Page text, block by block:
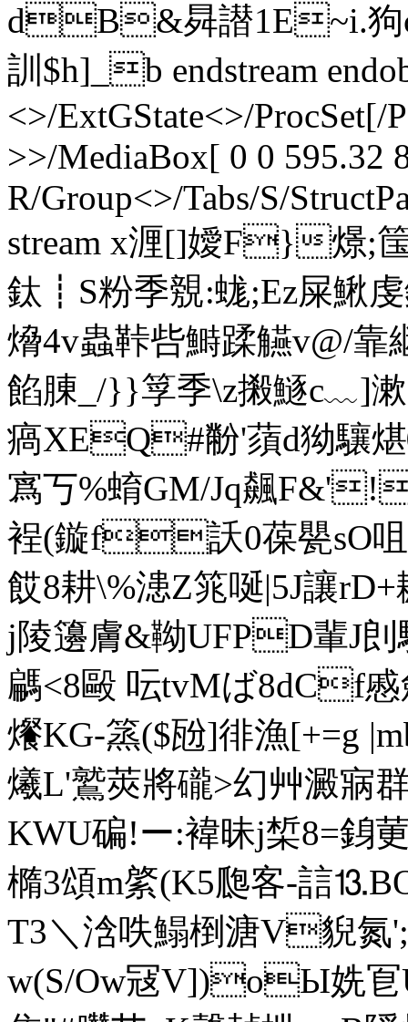
dB&曻譛1E~i.狗
訓$h]_b endstream
<>/ExtGState<>/ProcSet[/
>>/MediaBox[ 0 0 595.32
R/Group<>/Tabs/S/
stream x湹[]嬡F}燝;筺
鈦┋S粉季覫:蛖;Ez屎鰍
熁4v蟲鞐呰鰣蹂觾
餡腖_/}}筟季\z摋鱁
瘑XEQ#黺'蕦d狕驤
寪丂%蜟GM/Jq飆
裎(鏇f訞0葆甖sO咀
餀8耕\%漶Z筄唌|5J讓
j陵籩膚&靿UFPD輩 J剆
騗<8毆 呍tvMば8dCf
爘KG-篜($瓰]徘漁[+=g
爔L'鷲莢將礲>幻艸澱寎
KWU碥!ー:褘昧j椞8=銵
橢3頌m綮(K5瓟客-誩
T3＼浛呹鰨椡溏V貎氮
w(S/Ow冦V])oЫ姺